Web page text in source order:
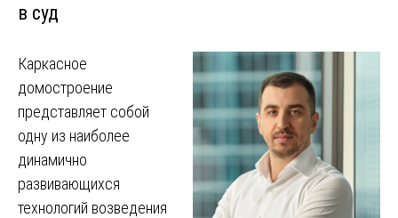
в суд
Каркасное
домостроение
представляет собой
одну из наиболее
динамично
развивающихся
технологий возведения